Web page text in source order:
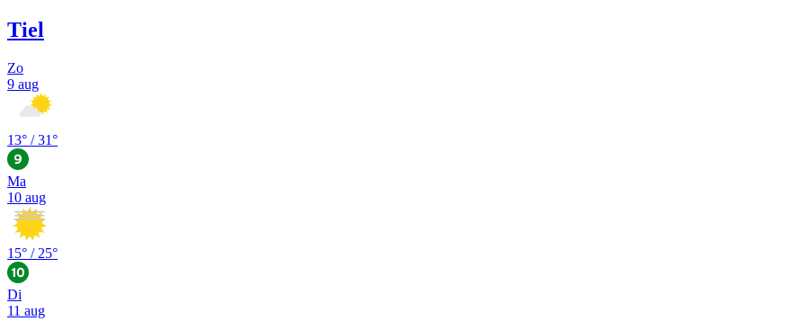
Tiel
Zo
9 aug
13° /31°
Ma
10 aug
15° / 25°
Di
11 aug